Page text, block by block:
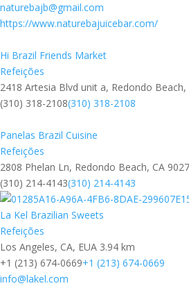
naturebajb@gmail.com
https://www.naturebajuicebar.com/
Hi Brazil Friends Market
Refeições
2418 Artesia Blvd unit a, Redondo Beach,
(310) 318-2108(310) 318-2108
Panelas Brazil Cuisine
Refeições
2808 Phelan Ln, Redondo Beach, CA
(310) 214-4143(310) 214-4143
La Kel Brazilian Sweets
Refeições
Los Angeles, CA, EUA 3.94 km
+1 (213) 674-0669+1 (213) 674-0669
info@lakel.com